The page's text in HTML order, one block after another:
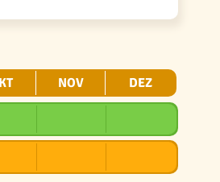
NOV DEZ